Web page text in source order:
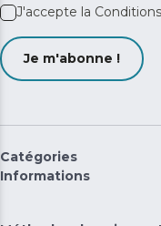
J'accepte la
Je m'abonne !
Catégories
Informations